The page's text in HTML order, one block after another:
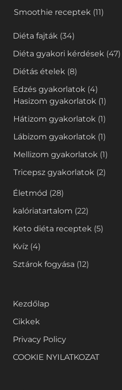
Smoothie receptek (11)
Diéta fajták (34)
Diéta gyakori kérdések (47)
Diétás ételek (8)
Edzés gyakorlatok (4)
Hasizom gyakorlatok (1)
Hátizom gyakorlatok (1)
Lábizom gyakorlatok (1)
Mellizom gyakorlatok (1)
Tricepsz gyakorlatok (2)
Életmód (28)
kalóriatartalom (22)
Keto diéta receptek (5)
Kvíz (4)
Sztárok fogyása (12)
Kezdőlap
Cikkek
Privacy Policy
COOKIE NYILATKOZAT